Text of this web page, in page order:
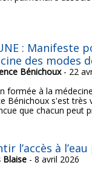
: Manifeste
des modes
Bénichoux- 22
formée à la
Bénichoux s'est très
que chacun peut
l’accès à
Blaise - 8 avril 2026